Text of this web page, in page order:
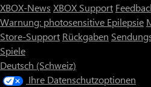
XBOX-News XBOX Support
Warnung: photosensitive Epilepsie
Store-Support Rückgaben
Spiele
Deutsch (Schweiz)
Ihre Datenschutzoptionen